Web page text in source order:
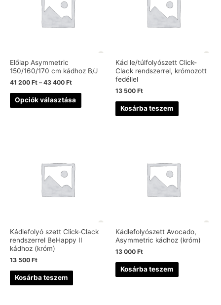
Előlap Asymmetric
150/160/170 cm kádhoz B/J
41 200 Ft –43 400 Ft
Opciók választása
Kád le/túlfolyószett Click-
Clack rendszerrel, krómozott
fedéllel
13 500 Ft
Kosárba teszem
Kádlefolyó szett Click-Clack
rendszerrel BeHappy II
kádhoz (króm)
13 500 Ft
Kosárba teszem
Kádlefolyószett Avocado,
Asymmetric kádhoz (króm)
13 000 Ft
Kosárba teszem